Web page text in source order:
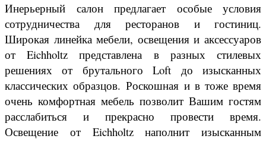
Инерьерный салон предлагает особые условия
сотрудничества для ресторанов и гостиниц.
Широкая линейка мебели, освещения и аксессуаров
от Eichholtz представлена в разных стилевых
решениях от брутального Loft до изысканных
классических образцов.Роскошная и в тоже время
очень комфортная мебель позволит Вашим гостям
расслабиться и прекрасно провести время.
Освещение от Eichholtz наполнит изысканным